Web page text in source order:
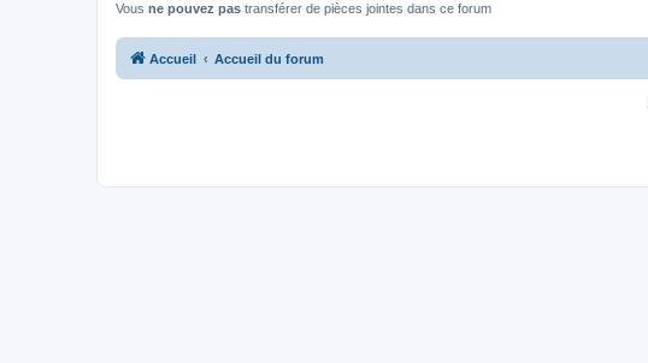
Vous ne pouvez pas transférer de pièces jointes dans ce forum
Accueil Accueil du forum